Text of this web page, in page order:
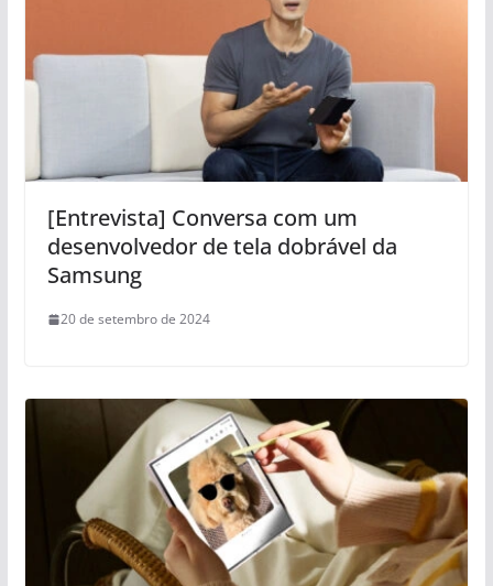
[Entrevista] Conversa com um
desenvolvedor de tela dobrável da
Samsung
20 de setembro de 2024